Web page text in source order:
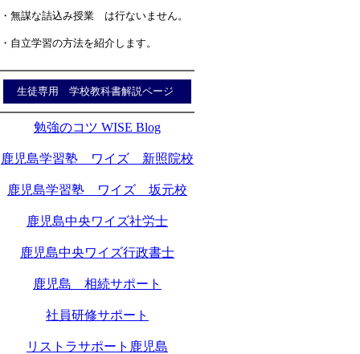
・無謀な詰込み授業 は行ないません。
・自立学習の方法を紹介します。
生徒専用 学校教科書解説ページ
勉強のコツ WISE Blog
鹿児島学習塾 ワイズ 新照院校
鹿児島学習塾 ワイズ 坂元校
鹿児島中央ワイズ社労士
鹿児島中央ワイズ行政書士
鹿児島 相続サポート
社員研修サポート
リストラサポート鹿児島